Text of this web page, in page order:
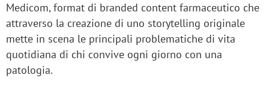
Medicom, format di branded content farmaceutico che
attraverso la creazione di uno storytelling originale
mette in scena le principali problematiche di vita
quotidiana di chi convive ogni giorno con una
patologia.